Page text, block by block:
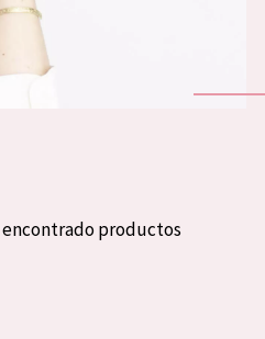
encontrado productos